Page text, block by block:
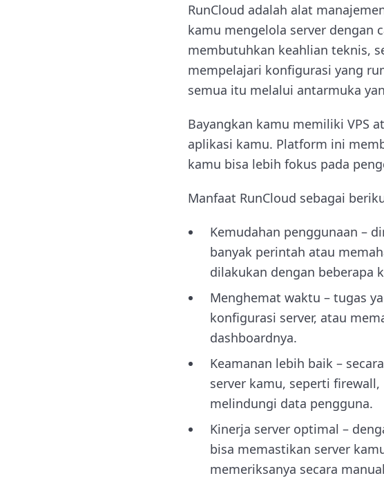
RunCloud adalah alat
kamu mengelola server dengan
membutuhkan keahlian teknis,
mempelajari konfigurasi yang
semua itu melalui antarmuka
Bayangkan kamu memiliki VPS
aplikasi kamu. Platform ini
kamu bisa lebih fokus pada
Manfaat RunCloud sebagai
Kemudahan penggunaan –
banyak perintah atau
dilakukan dengan beberapa
Menghemat waktu – tugas
konfigurasi server, atau
dashboardnya.
Keamanan lebih baik –
server kamu, seperti
melindungi data pengguna.
Kinerja server optimal –
bisa memastikan server
memeriksanya secara